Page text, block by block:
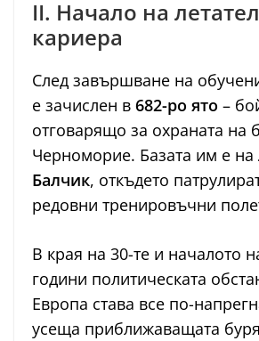
II. Начало на
кариера
След завършване на
е зачислен в 682-ро ято –
отговарящо за охраната на
Черноморие. Базата им е на
Балчик, откъдето
редовни тренировъчни
В края на 30-те и началото
години политическата
Европа става все по-
усеща приближаващата